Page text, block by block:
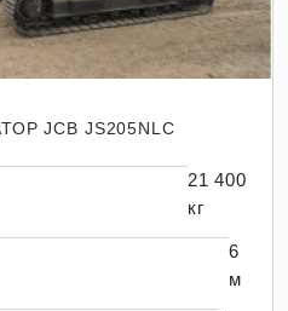
JCB JS205NLC
21 400
кг
6
м